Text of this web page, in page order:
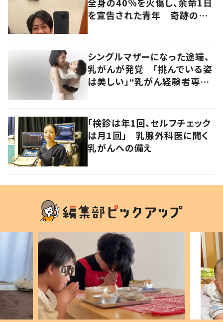
を宣告された青年 奇跡の生
シングルマザーになった途端、
乳がんが発覚 「挑んでいる姿
は美しい」“乳がん経験者専門
「検診は年1回、セルフチェック
は月1回」 乳腺外科医に聞く
乳がんへの備え